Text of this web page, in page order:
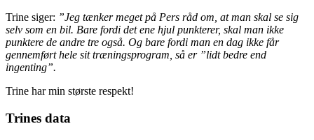
Trine siger: ”Jeg tænker meget på Pers råd om, at man skal se sig
selv som en bil. Bare fordi det ene hjul punkterer, skal man ikke
punktere de andre tre også. Og bare fordi man en dag ikke får
gennemført hele sit træningsprogram, så er ”lidt bedre end
ingenting”.
Trine har min største respekt!
Trines data